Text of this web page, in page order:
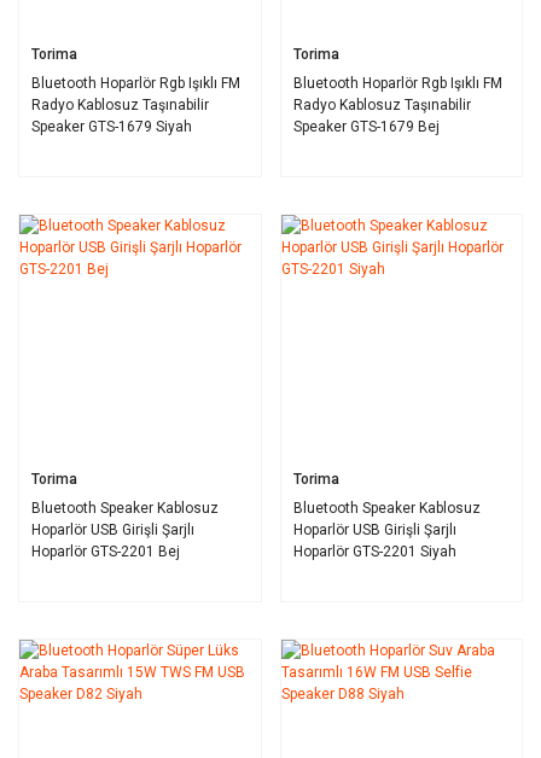
Torima
Bluetooth Hoparlör Rgb Işıklı FM
Radyo Kablosuz Taşınabilir
Speaker GTS-1679 Siyah
Torima
Bluetooth Hoparlör Rgb Işıklı FM
Radyo Kablosuz Taşınabilir
Speaker GTS-1679 Bej
Torima
Bluetooth Speaker Kablosuz
Hoparlör USB Girişli Şarjlı
Hoparlör GTS-2201 Bej
Torima
Bluetooth Speaker Kablosuz
Hoparlör USB Girişli Şarjlı
Hoparlör GTS-2201 Siyah